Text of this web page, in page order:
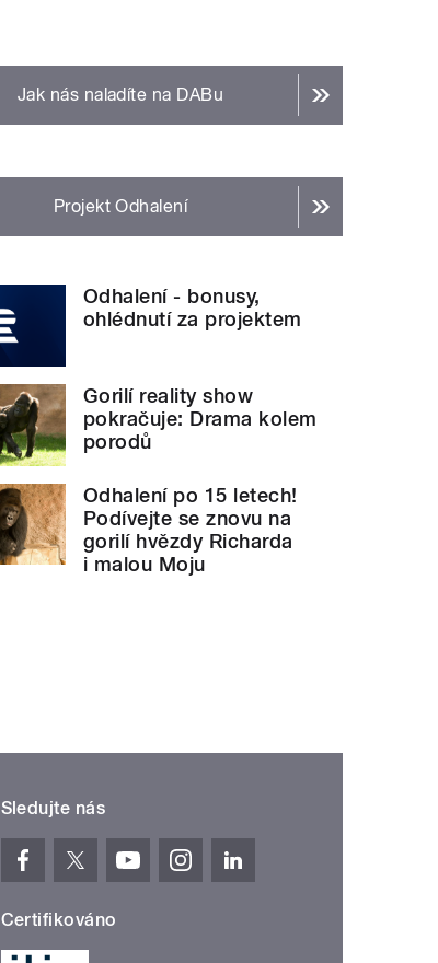
Jak nás naladíte na DABu
Projekt Odhalení
Odhalení - bonusy,
ohlédnutí za projektem
Gorilí reality show
pokračuje: Drama kolem
porodů
Odhalení po 15 letech!
Podívejte se znovu na
gorilí hvězdy Richarda
i malou Moju
Sledujte nás
Certifikováno